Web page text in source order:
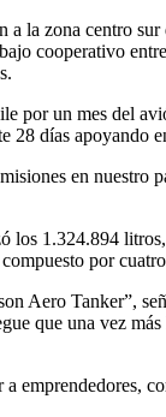
zona centro
cooperativo
un mes del
28 días apoyando
en
1.324.894
por
Aero Tanker”,
que una vez
emprendedores,